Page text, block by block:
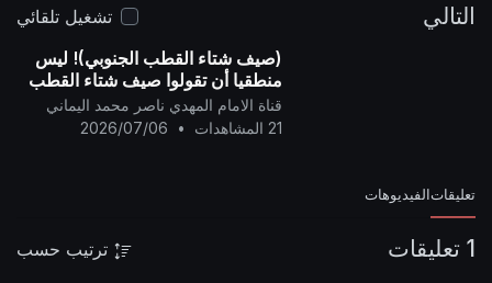
محمد اليماني
17 - 06 - 2026
alyamani.org/sh....owthread.php?p=50357
التالي
تشغيل تلقائي
(صيف شتاء القطب الجنوبي)! ليس
منطقيا أن تقولوا صيف شتاء القطب
الجنوبي..
قناة الامام المهدي ناصر محمد اليماني
21 المشاهدات
•
2026/07/06
تعليقات الفيديوهات
1 تعليقات ترتيب حسب